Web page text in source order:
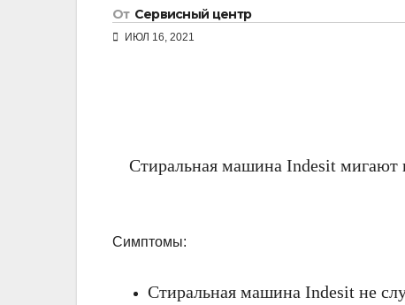
От Сервисный центр
ИЮЛ 16, 2021
Стиральная машина Indesit мигают
Симптомы:
Стиральная машина Indesit не